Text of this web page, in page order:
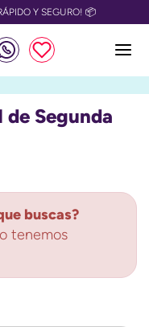
Y SEGURO! 📦
de Segunda
buscas?
tenemos